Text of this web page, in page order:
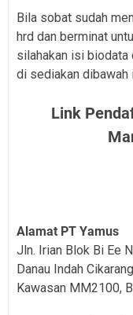
Bila sobat sudah
hrd dan berminat
silahakan isi biodata
di sediakan dibawah
Link
Alamat PT Yamus
Jln. Irian Blok Bi Ee
Danau Indah
Kawasan MM2100,